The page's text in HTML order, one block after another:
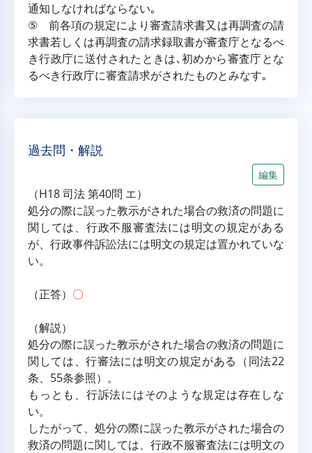
通知しなければならない｡
⑤ 前各項の規定により審査請求書又は再調査の請
求書若しくは再調査の請求録取書が審査庁となるべ
き行政庁に送付されたときは､初めから審査庁とな
るべき行政庁に審査請求がされたものとみなす｡
過去問・解説
編集
（H18 司法 第40問 エ）
処分の際に誤った教示がされた場合の救済の問題に
関しては、行政不服審査法には明文の規定がある
が、行政事件訴訟法には明文の規定は置かれていな
い。
（正答） 〇
（解説）
処分の際に誤った教示がされた場合の救済の問題に
関しては、行審法には明文の規定がある（同法22
条、55条参照）。
もっとも、行訴法にはそのような規定は存在しな
い。
したがって、処分の際に誤った教示がされた場合の
救済の問題に関しては、行政不服審査法には明文の